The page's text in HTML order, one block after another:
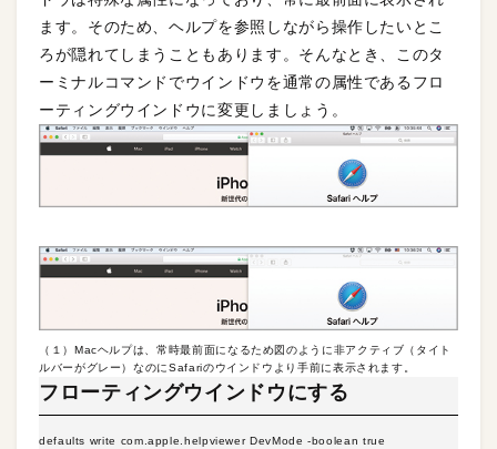
ます。そのため、ヘルプを参照しながら操作したいとこ
ろが隠れてしまうこともあります。そんなとき、このタ
ーミナルコマンドでウインドウを通常の属性であるフロ
ーティングウインドウに変更しましょう。
（１）Macヘルプは、常時最前面になるため図のように非アクティブ（タイト
ルバーがグレー）なのにSafariのウインドウより手前に表示されます。
フローティングウインドウにする
defaults write com.apple.helpviewer DevMode -boolean true